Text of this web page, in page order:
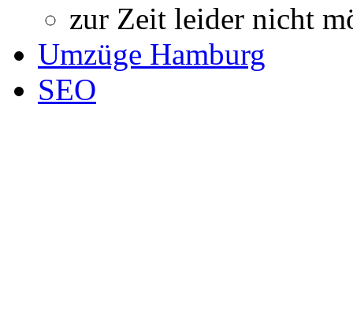
zur Zeit leider nicht
Umzüge Hamburg
SEO